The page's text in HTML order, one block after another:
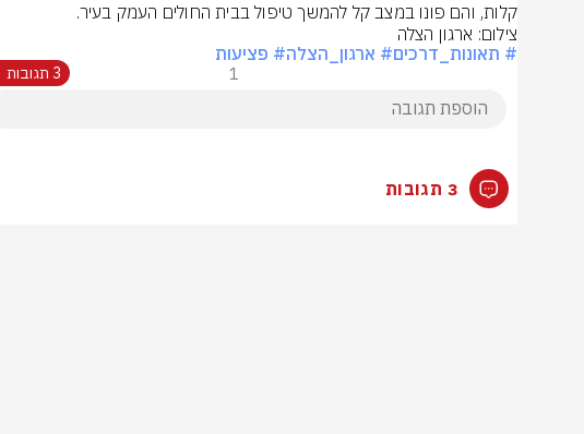
קלות, והם פונו במצב קל להמשך טיפול בבית החולים העמק בעיר.
צילום: ארגון הצלה
# תאונות_דרכים# ארגון_הצלה# פציעות
1 3 תגובות
3 תגובות